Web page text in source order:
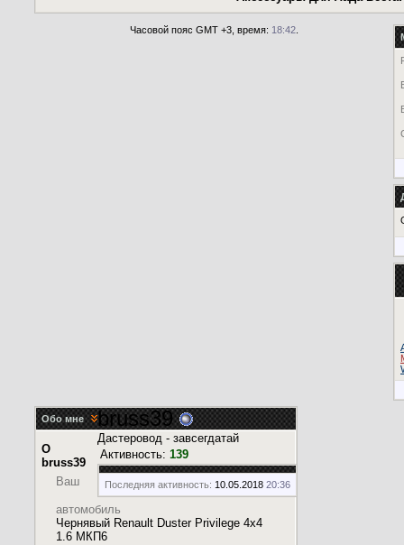
Часовой пояс GMT +3, время: 18:42.
bruss39
Дастеровод - завсегдатай
Активность: 139
Последняя активность: 10.05.2018 20:36
Обо мне
О
bruss39
Ваш
автомобиль
Чернявый Renault Duster Privilege 4x4
1.6 МКП6